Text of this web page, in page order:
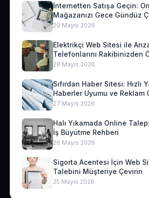
İnternetten Satışa Geçin:
Mağazanızı Gece Gündüz
29 Mayıs 2026
Elektrikçi Web Sitesi ile
Telefonlarını Rakibinizden
28 Mayıs 2026
Sıfırdan Haber Sitesi: Hızlı
Haberler Uyumu ve Reklam
27 Mayıs 2026
Halı Yıkamada Online
İş Büyütme Rehberi
26 Mayıs 2026
Sigorta Acentesi İçin Web
Talebini Müşteriye Çevirin
25 Mayıs 2026